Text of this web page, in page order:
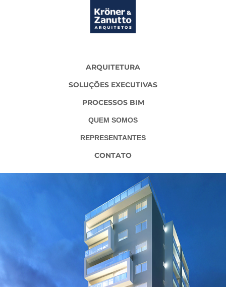
ARQUITETURA
SOLUÇÕES EXECUTIVAS
PROCESSOS BIM
QUEM SOMOS
REPRESENTANTES
CONTATO
CONCEPT CAIEIRAS